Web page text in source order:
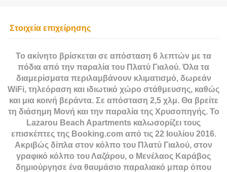
Στοιχεία επιχείρησης
Το ακίνητο βρίσκεται σε απόσταση 6 λεπτών με τα
πόδια από την παραλία του Πλατύ Γιαλού. Όλα τα
διαμερίσματα περιλαμβάνουν κλιματισμό, δωρεάν
WiFi, τηλεόραση και ιδιωτικό χώρο στάθμευσης, καθώς
και μια κοινή βεράντα. Σε απόσταση 2,5 χλμ. Θα βρείτε
τη διάσημη Μονή και την παραλία της Χρυσοπηγής. Το
Lazarou Beach Apartments καλωσορίζει τους
επισκέπτες της Booking.com από τις 22 Ιουλίου 2016.
Ακριβώς δίπλα στον κόλπο του Πλατύ Γιαλού, στον
γραφικό κόλπο του Λαζάρου, ο Μενέλαος Καράβος
δημιούργησε ένα θαυμάσιο παραλιακό μπαρ όπου